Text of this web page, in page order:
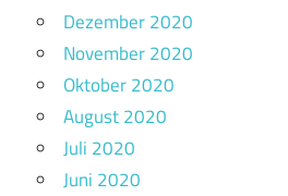
Dezember 2020
November 2020
Oktober 2020
August 2020
Juli 2020
Juni 2020